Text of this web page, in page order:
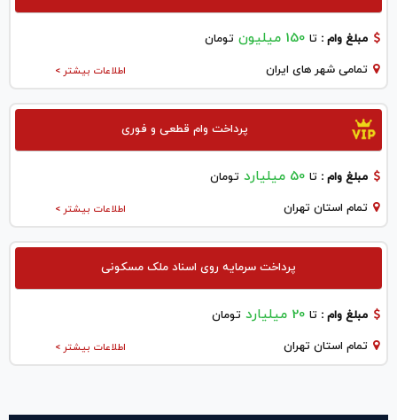
مبلغ وام : تا 150 میلیون تومان
اطلاعات بیشتر > تمامی شهر های ایران
پرداخت وام قطعی و فوری
مبلغ وام : تا 50 میلیارد تومان
اطلاعات بیشتر > تمام استان تهران
پرداخت سرمایه روی اسناد ملک مسکونی
مبلغ وام : تا 20 میلیارد تومان
اطلاعات بیشتر > تمام استان تهران